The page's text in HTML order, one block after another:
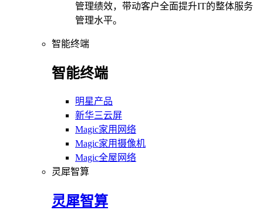
管理绩效，带动客户全面提升IT的整体服务
管理水平。
智能终端
智能终端
明星产品
新华三云屏
Magic家用网络
Magic家用摄像机
Magic全屋网络
灵犀智算
灵犀智算